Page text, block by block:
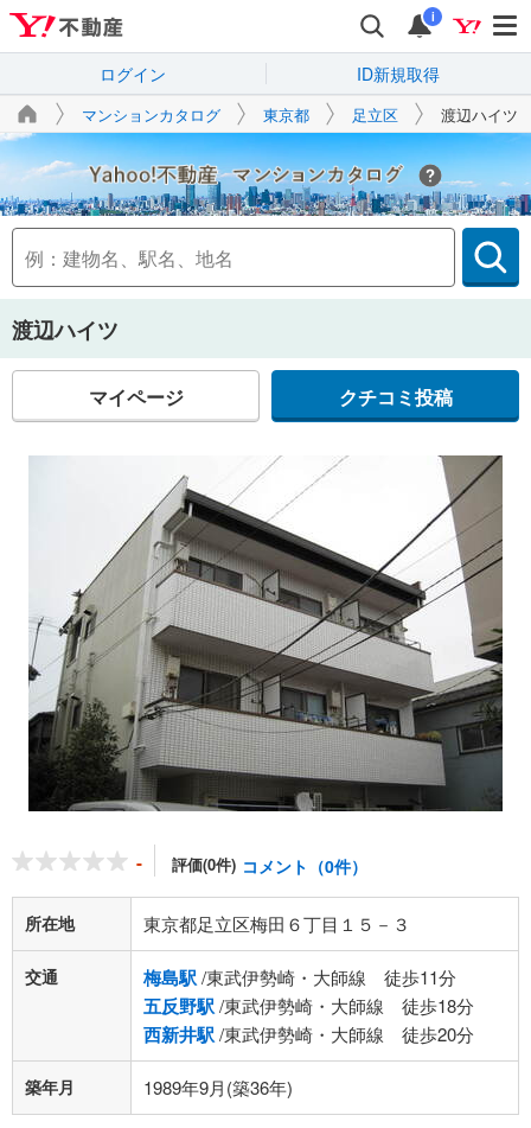
i
ログイン ID新規取得
マンションカタログ 東京都 足立区 渡辺ハイツ
Yahoo!不動産
渡辺ハイツ
マイページ クチコミ投稿
- 評価(0件) コメント（0件）
所在地 東京都足立区梅田６丁目１５－３
交通 梅島駅/東武伊勢崎・大師線 徒歩11分
五反野駅/東武伊勢崎・大師線 徒歩18分
西新井駅/東武伊勢崎・大師線 徒歩20分
築年月 1989年9月(築36年)